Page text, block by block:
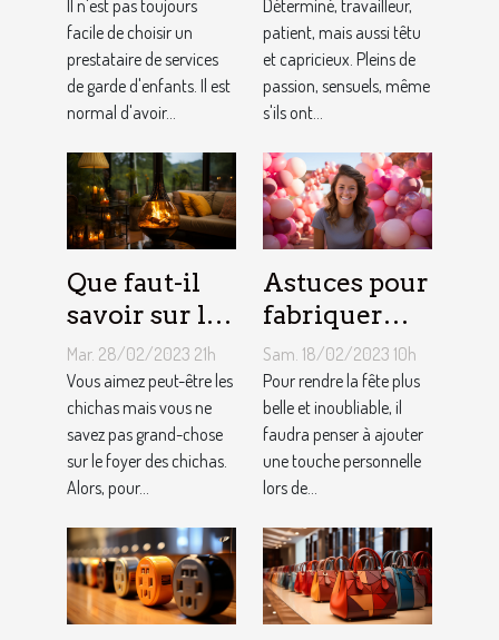
une
assistante
maternelle ?
Il n'est pas toujours
facile de choisir un
prestataire de services
de garde d'enfants. Il est
normal d'avoir...
comment
sont les gens
du Taureau ?
Déterminé, travailleur,
patient, mais aussi têtu
et capricieux. Pleins de
passion, sensuels, même
s'ils ont...
Que faut-il
savoir sur le
foyer chicha
?
Mar. 28/02/2023 21h
Vous aimez peut-être les
chichas mais vous ne
savez pas grand-chose
sur le foyer des chichas.
Alors, pour...
Astuces pour
fabriquer
une arche de
ballons
Sam. 18/02/2023 10h
Pour rendre la fête plus
belle et inoubliable, il
faudra penser à ajouter
une touche personnelle
lors de...